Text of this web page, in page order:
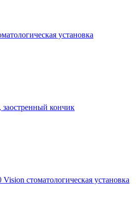
установка
кончик
стоматологическая установка